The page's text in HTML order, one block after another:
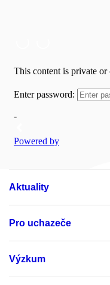
Aktuality
Pro uchazeče
Výzkum